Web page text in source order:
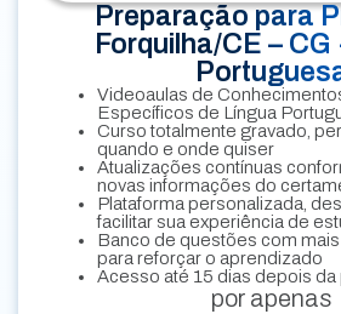
Preparação para
Forquilha/CE –
Videoaulas de
Específicos de Língua
Curso totalmente gravado,
quando e onde quiser
Atualizações contínuas
novas informações do
Plataforma personalizada,
facilitar sua experiência de
Banco de questões com
para reforçar o aprendizado
Acesso até 15 dias depois da
por apenas